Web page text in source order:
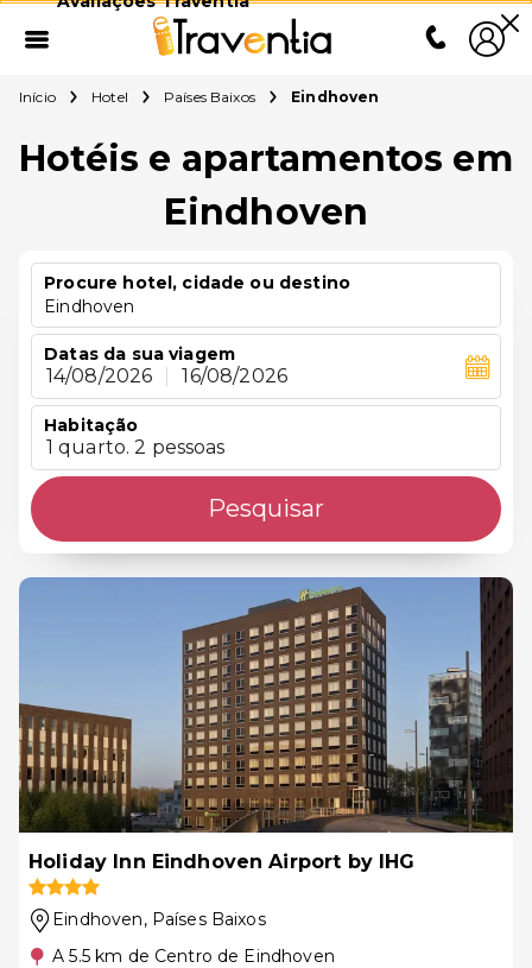
Início Hotel Países Baixos Eindhoven
Hotéis e apartamentos em
Eindhoven
Procure hotel, cidade ou destino
Eindhoven
Datas da sua viagem
14/08/2026 16/08/2026
Habitação
1 quarto. 2 pessoas
Pesquisar
Holiday Inn Eindhoven Airport by IHG
Eindhoven, Países Baixos
A 5.5 km de Centro de Eindhoven